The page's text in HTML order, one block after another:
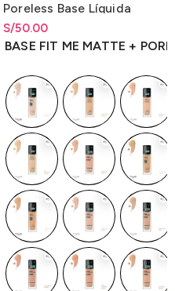
Poreless Base Líquida
30ml.
S/50.00
Rango de precios: desde
S/50.00hastaS/50.00
BASE FIT ME MATTE +